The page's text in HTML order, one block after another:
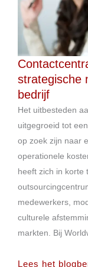
strategische
bedrijf
Het uitbesteden
uitgegroeid tot
op zoek zijn naar
operationele
heeft zich in korte
medewerkers,
culturele
markten. Bij
Lees het